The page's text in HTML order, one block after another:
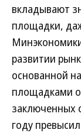
вкладывают
площадки,
развитии
основанной
площадками
заключенных
году